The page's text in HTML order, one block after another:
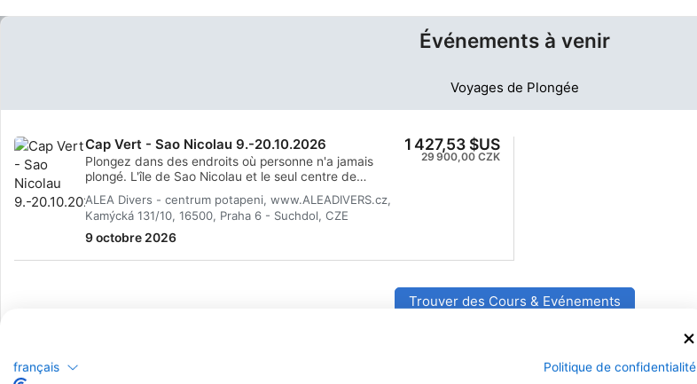
Événements à venir
Voyages de Plongée
Cap Vert - Sao Nicolau 9.-20.10.2026
Plongez dans des endroits où personne n'a jamais
plongé. L'île de Sao Nicolau et le seul centre de
plongée. Site le plus populaire "JJ Garmin Garden"
ALEA Divers - centrum potapeni, www.ALEADIVERS.cz,
Kamýcká 131/10, 16500, Praha 6 - Suchdol, CZE
9 octobre 2026
1 427,53 $US
29 900,00 CZK
Trouver des Cours & Evénements
français Politique de confidentialité